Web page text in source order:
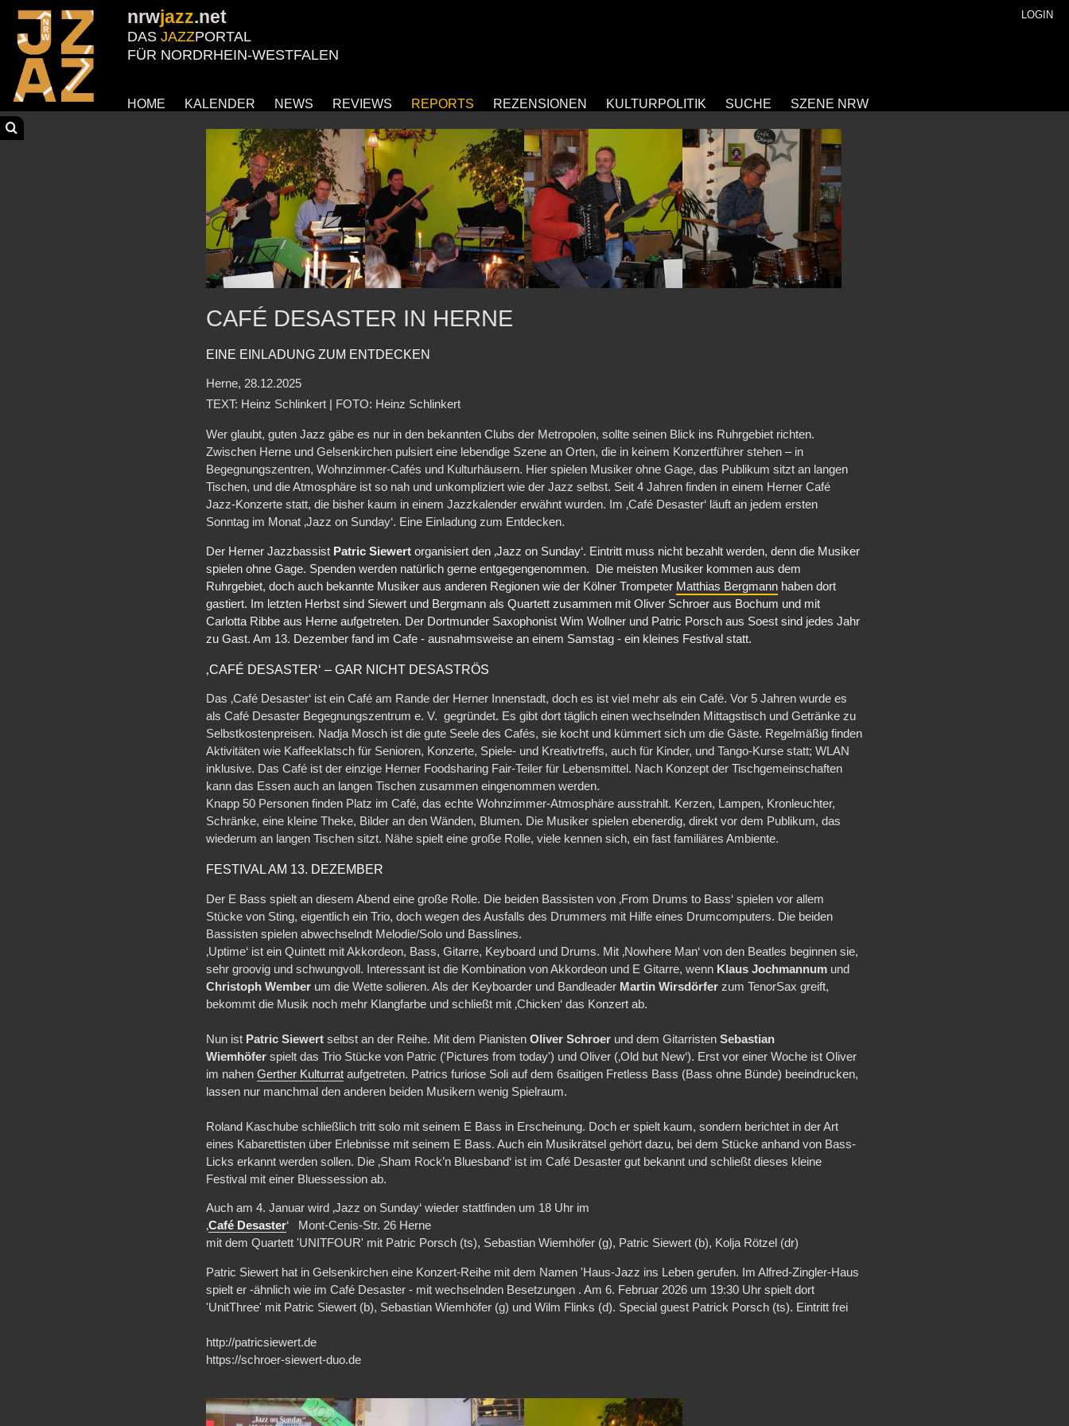
nrwjazz.net
DAS JAZZPORTAL
FÜR NORDRHEIN-WESTFALEN
LOGIN
HOME KALENDER NEWS REVIEWS REPORTS REZENSIONEN KULTURPOLITIK SUCHE SZENE NRW
CAFÉ DESASTER IN HERNE
EINE EINLADUNG ZUM ENTDECKEN
Herne, 28.12.2025
TEXT: Heinz Schlinkert | FOTO: Heinz Schlinkert
Wer glaubt, guten Jazz gäbe es nur in den bekannten Clubs der Metropolen, sollte seinen Blick ins Ruhrgebiet richten.
Zwischen Herne und Gelsenkirchen pulsiert eine lebendige Szene an Orten, die in keinem Konzertführer stehen – in
Begegnungszentren, Wohnzimmer-Cafés und Kulturhäusern. Hier spielen Musiker ohne Gage, das Publikum sitzt an langen
Tischen, und die Atmosphäre ist so nah und unkompliziert wie der Jazz selbst. Seit 4 Jahren finden in einem Herner Café
Jazz-Konzerte statt, die bisher kaum in einem Jazzkalender erwähnt wurden. Im ‚Café Desaster‘ läuft an jedem ersten
Sonntag im Monat ‚Jazz on Sunday‘. Eine Einladung zum Entdecken.
Der Herner Jazzbassist Patric Siewert organisiert den ‚Jazz on Sunday‘. Eintritt muss nicht bezahlt werden, denn die Musiker
spielen ohne Gage. Spenden werden natürlich gerne entgegengenommen.
Die meisten Musiker kommen aus dem
Ruhrgebiet, doch auch bekannte Musiker aus anderen Regionen wie der Kölner Trompeter Matthias Bergmann haben dort
gastiert. Im letzten Herbst sind Siewert und Bergmann als Quartett zusammen mit Oliver Schroer aus Bochum und mit
Carlotta Ribbe aus Herne aufgetreten. Der Dortmunder Saxophonist Wim Wollner und Patric Porsch aus Soest sind jedes Jahr
zu Gast. Am 13. Dezember fand im Cafe - ausnahmsweise an einem Samstag - ein kleines Festival statt.
‚CAFÉ DESASTER‘ – GAR NICHT DESASTRÖS
Das ‚Café Desaster‘ ist ein Café am Rande der Herner Innenstadt, doch es ist viel mehr als ein Café. Vor 5 Jahren wurde es
als Café Desaster Begegnungszentrum e. V. gegründet. Es gibt dort täglich einen wechselnden Mittagstisch und Getränke zu
Selbstkostenpreisen. Nadja Mosch ist die gute Seele des Cafés, sie kocht und kümmert sich um die Gäste. Regelmäßig finden
Aktivitäten wie Kaffeeklatsch für Senioren, Konzerte, Spiele- und Kreativtreffs, auch für Kinder, und Tango-Kurse statt; WLAN
inklusive. Das Café ist der einzige Herner Foodsharing Fair-Teiler für Lebensmittel. Nach Konzept der Tischgemeinschaften
kann das Essen auch an langen Tischen zusammen eingenommen werden.
Knapp 50 Personen finden Platz im Café, das echte Wohnzimmer-Atmosphäre ausstrahlt. Kerzen, Lampen, Kronleuchter,
Schränke, eine kleine Theke, Bilder an den Wänden, Blumen. Die Musiker spielen ebenerdig, direkt vor dem Publikum, das
wiederum an langen Tischen sitzt. Nähe spielt eine große Rolle, viele kennen sich, ein fast familiäres Ambiente.
FESTIVAL AM 13. DEZEMBER
Der E Bass spielt an diesem Abend eine große Rolle. Die beiden Bassisten von ‚From Drums to Bass‘ spielen vor allem
Stücke von Sting, eigentlich ein Trio, doch wegen des Ausfalls des Drummers mit Hilfe eines Drumcomputers. Die beiden
Bassisten spielen abwechselndt Melodie/Solo und Basslines.
‚Uptime‘ ist ein Quintett mit Akkordeon, Bass, Gitarre, Keyboard und Drums. Mit ‚Nowhere Man‘ von den Beatles beginnen sie,
sehr groovig und schwungvoll. Interessant ist die Kombination von Akkordeon und E Gitarre, wenn Klaus Jochmannum und
Christoph Wember um die Wette solieren. Als der Keyboarder und Bandleader Martin Wirsdörfer zum TenorSax greift,
bekommt die Musik noch mehr Klangfarbe und schließt mit ‚Chicken‘ das Konzert ab.
Nun ist Patric Siewert selbst an der Reihe. Mit dem PianistenOliver Schroer und dem GitarristenSebastian
Wiemhöfer spielt das Trio Stücke von Patric ('Pictures from today') und Oliver (‚Old but New‘). Erst vor einer Woche ist Oliver
im nahenGerther Kulturrat aufgetreten. Patrics furiose Soli auf dem 6saitigen Fretless Bass (Bass ohne Bünde) beeindrucken,
lassen nur manchmal den anderen beiden Musikern wenig Spielraum.
Roland Kaschube schließlich tritt solo mit seinem E Bass in Erscheinung. Doch er spielt kaum, sondern berichtet in der Art
eines Kabarettisten über Erlebnisse mit seinem E Bass. Auch ein Musikrätsel gehört dazu, bei dem Stücke anhand von Bass-
Licks erkannt werden sollen. Die ‚Sham Rock’n Bluesband‘ ist im Café Desaster gut bekannt und schließt dieses kleine
Festival mit einer Bluessession ab.
Auch am 4. Januar wird ‚Jazz on Sunday‘ wieder stattfinden um 18 Uhr im
‚Café Desaster‘ Mont-Cenis-Str. 26 Herne
mit dem Quartett 'UNITFOUR' mit Patric Porsch (ts), Sebastian Wiemhöfer (g), Patric Siewert (b), Kolja Rötzel (dr)
Patric Siewert hat in Gelsenkirchen eine Konzert-Reihe mit dem Namen 'Haus-Jazz ins Leben gerufen. Im Alfred-Zingler-Haus
spielt er -ähnlich wie im Café Desaster - mit wechselnden Besetzungen . Am 6. Februar 2026 um 19:30 Uhr spielt dort
'UnitThree' mit Patric Siewert (b), Sebastian Wiemhöfer (g) und Wilm Flinks (d). Special guest Patrick Porsch (ts). Eintritt frei
http://patricsiewert.de
https://schroer-siewert-duo.de